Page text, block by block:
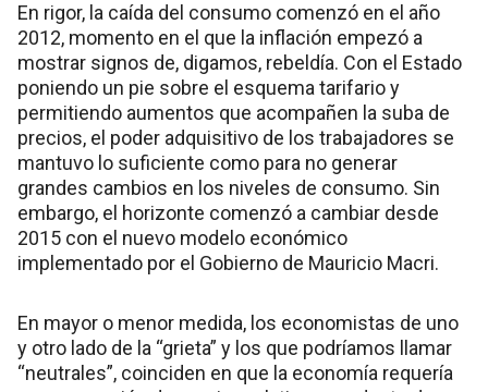
En rigor, la caída del consumo comenzó en el año
2012, momento en el que la inflación empezó a
mostrar signos de, digamos, rebeldía. Con el Estado
poniendo un pie sobre el esquema tarifario y
permitiendo aumentos que acompañen la suba de
precios, el poder adquisitivo de los trabajadores se
mantuvo lo suficiente como para no generar
grandes cambios en los niveles de consumo. Sin
embargo, el horizonte comenzó a cambiar desde
2015 con el nuevo modelo económico
implementado por el Gobierno de Mauricio Macri.
En mayor o menor medida, los economistas de uno
y otro lado de la “grieta” y los que podríamos llamar
“neutrales”, coinciden en que la economía requería